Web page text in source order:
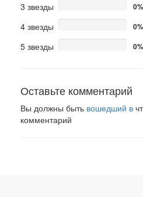
3 звезды 0%
4 звезды 0%
5 звезды 0%
Оставьте комментарий
Вы должны быть вошедший в
комментарий